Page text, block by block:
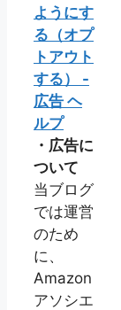
ようにす
る（オプ
トアウト
する） -
広告 ヘ
ルプ
・広告に
ついて
当ブログ
では運営
のため
に、
Amazon
アソシエ